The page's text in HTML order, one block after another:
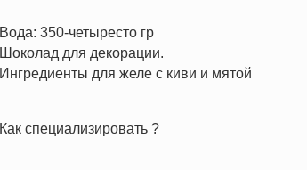
Вода: 350-четыресто гр
Шоколад для декорации.
Ингредиенты для желе с киви и мятой
Как специализировать ?